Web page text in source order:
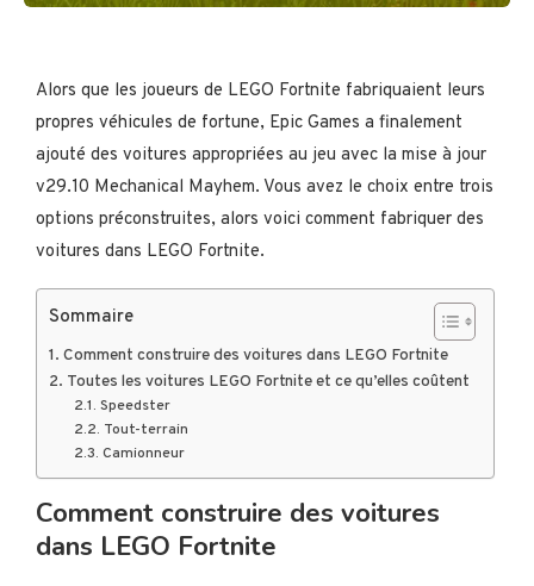
Alors que les joueurs de LEGO Fortnite fabriquaient leurs
propres véhicules de fortune, Epic Games a finalement
ajouté des voitures appropriées au jeu avec la mise à jour
v29.10 Mechanical Mayhem. Vous avez le choix entre trois
options préconstruites, alors voici comment fabriquer des
voitures dans LEGO Fortnite.
Sommaire
Comment construire des voitures dans LEGO Fortnite
Toutes les voitures LEGO Fortnite et ce qu’elles coûtent
Speedster
Tout-terrain
Camionneur
Comment construire des voitures
dans LEGO Fortnite